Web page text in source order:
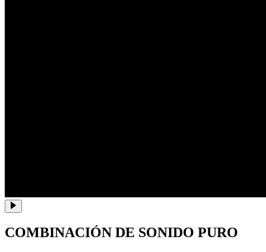
COMBINACIÓN DE SONIDO PURO